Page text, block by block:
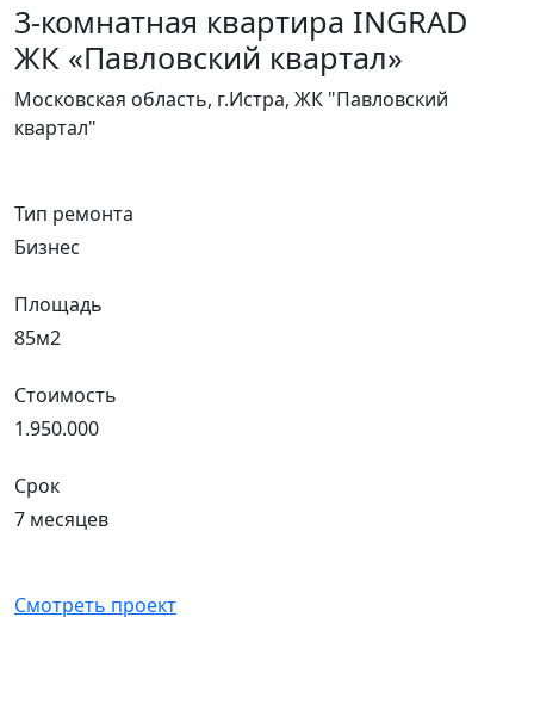
3-комнатная квартира INGRAD
ЖК «Павловский квартал»
Московская область, г.Истра, ЖК "Павловский
квартал"
Тип ремонта
Бизнес
Площадь
85м2
Стоимость
1.950.000
Срок
7 месяцев
Смотреть проект